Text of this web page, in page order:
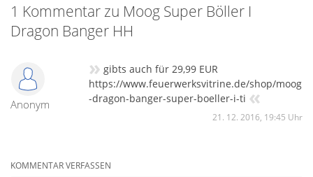
1 Kommentar zu Moog Super Böller I
Dragon Banger HH
Anonym
» gibts auch für 29,99 EUR
https://www.feuerwerksvitrine.de/shop/moog
-dragon-banger-super-boeller-i-ti «
21. 12. 2016, 19:45 Uhr
KOMMENTAR VERFASSEN